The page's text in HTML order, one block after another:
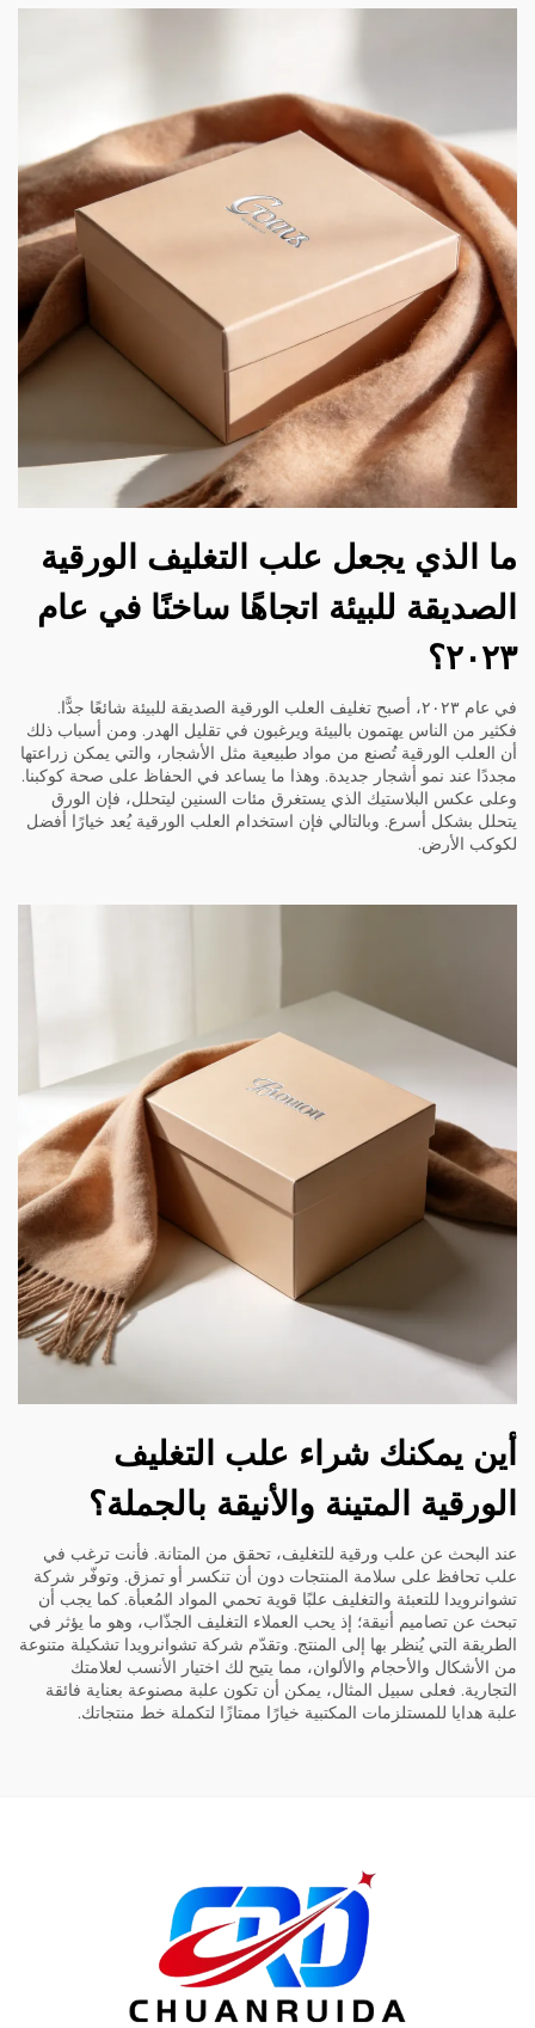
ما الذي يجعل علب التغليف الورقية
الصديقة للبيئة اتجاهًا ساخنًا في عام
٢٠٢٣؟
في عام ٢٠٢٣، أصبح تغليف العلب الورقية الصديقة للبيئة شائعًا جدًّا.
فكثير من الناس يهتمون بالبيئة ويرغبون في تقليل الهدر. ومن أسباب ذلك
أن العلب الورقية تُصنع من مواد طبيعية مثل الأشجار، والتي يمكن زراعتها
مجددًا عند نمو أشجار جديدة. وهذا ما يساعد في الحفاظ على صحة كوكبنا.
وعلى عكس البلاستيك الذي يستغرق مئات السنين ليتحلل، فإن الورق
يتحلل بشكل أسرع. وبالتالي فإن استخدام العلب الورقية يُعد خيارًا أفضل
لكوكب الأرض.
أين يمكنك شراء علب التغليف
الورقية المتينة والأنيقة بالجملة؟
عند البحث عن علب ورقية للتغليف، تحقق من المتانة. فأنت ترغب في
علب تحافظ على سلامة المنتجات دون أن تنكسر أو تمزق. وتوفّر شركة
تشوانرويدا للتعبئة والتغليف علبًا قوية تحمي المواد المُعبأة. كما يجب أن
تبحث عن تصاميم أنيقة؛ إذ يحب العملاء التغليف الجذّاب، وهو ما يؤثر في
الطريقة التي يُنظر بها إلى المنتج. وتقدّم شركة تشوانرويدا تشكيلة متنوعة
من الأشكال والأحجام والألوان، مما يتيح لك اختيار الأنسب لعلامتك
التجارية. فعلى سبيل المثال، يمكن أن تكون علبة مصنوعة بعناية فائقة
علبة هدايا للمستلزمات المكتبية خيارًا ممتازًا لتكملة خط منتجاتك.